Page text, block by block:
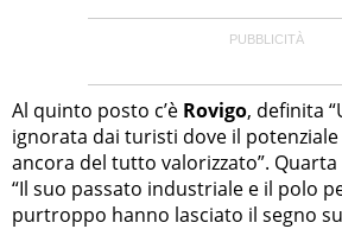
Al quinto posto c’è Rovigo, definita
ignorata dai turisti dove il
ancora del tutto valorizzato”.
“Il suo passato industriale e il polo
purtroppo hanno lasciato il segno